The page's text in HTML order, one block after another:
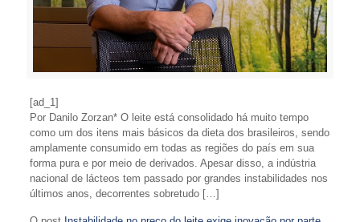
[ad_1]
Por Danilo Zorzan* O leite está consolidado há muito tempo
como um dos itens mais básicos da dieta dos brasileiros, sendo
amplamente consumido em todas as regiões do país em sua
forma pura e por meio de derivados. Apesar disso, a indústria
nacional de lácteos tem passado por grandes instabilidades nos
últimos anos, decorrentes sobretudo […]